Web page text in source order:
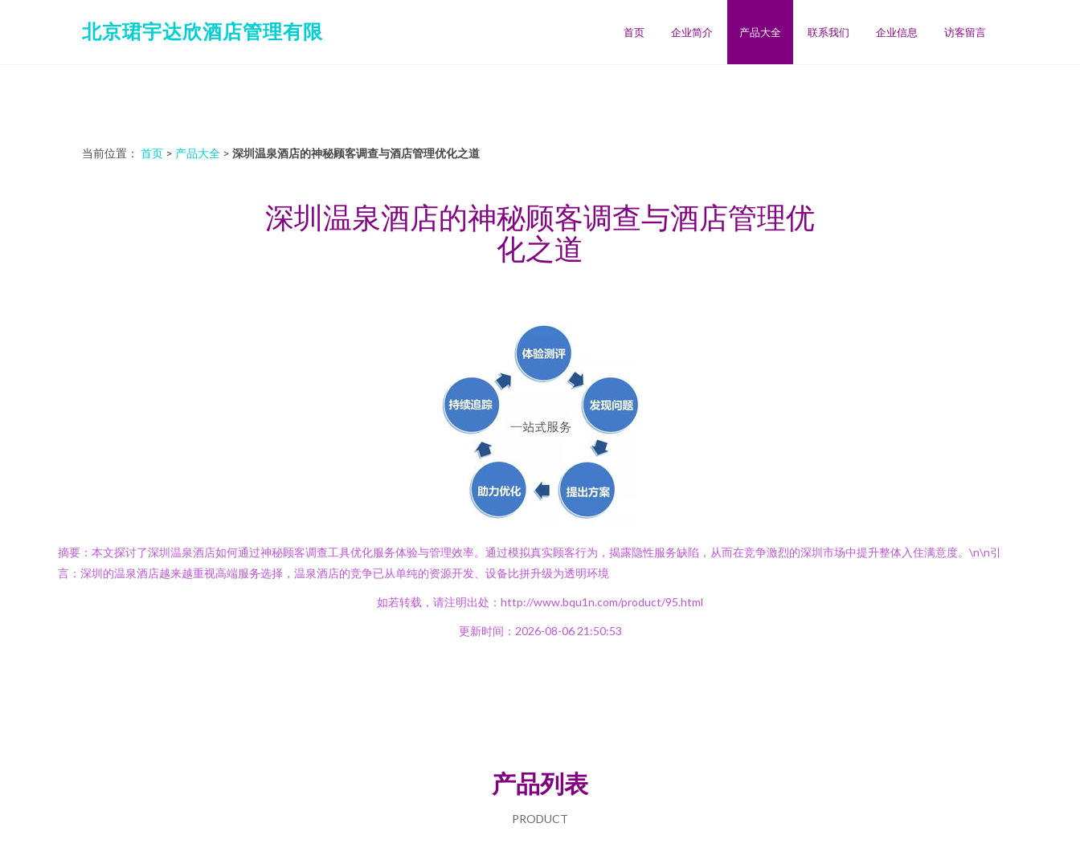
北京珺宇达欣酒店管理有限 首页 企业简介 产品大全 联系我们 企业信息 访客留言
当前位置： 首页 > 产品大全 > 深圳温泉酒店的神秘顾客调查与酒店管理优化之道
深圳温泉酒店的神秘顾客调查与酒店管理优
化之道
摘要：本文探讨了深圳温泉酒店如何通过神秘顾客调查工具优化服务体验与管理效率。通过模拟真实顾客行为，揭露隐性服务缺陷，从而在竞争激烈的深圳市场中提升整体入住满意度。\n\n引
言：深圳的温泉酒店越来越重视高端服务选择，温泉酒店的竞争已从单纯的资源开发、设备比拼升级为透明环境
如若转载，请注明出处：http://www.bqu1n.com/product/95.html
更新时间：2026-08-06 21:50:53
产品列表
PRODUCT